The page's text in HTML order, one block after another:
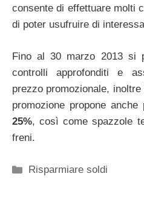
consente di effettuare molti
di poter usufruire di
Fino al 30 marzo 2013 si
controlli approfonditi e
prezzo promozionale,
promozione propone anche
25%, così come spazzole
freni.
Categorie
Risparmiare soldi